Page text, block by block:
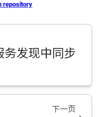
repository
务发现中同步
下一页